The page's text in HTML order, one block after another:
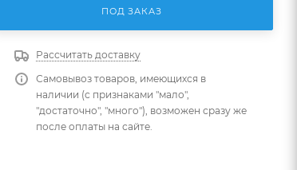
ПОД ЗАКАЗ
Рассчитать доставку
Самовывоз товаров, имеющихся в
наличии (с признаками "мало",
"достаточно", "много"), возможен сразу же
после оплаты на сайте.